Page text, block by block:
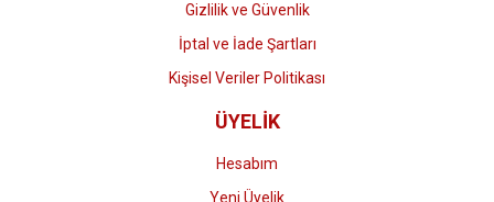
Gizlilik ve Güvenlik
İptal ve İade Şartları
Kişisel Veriler Politikası
ÜYELİK
Hesabım
Yeni Üyelik